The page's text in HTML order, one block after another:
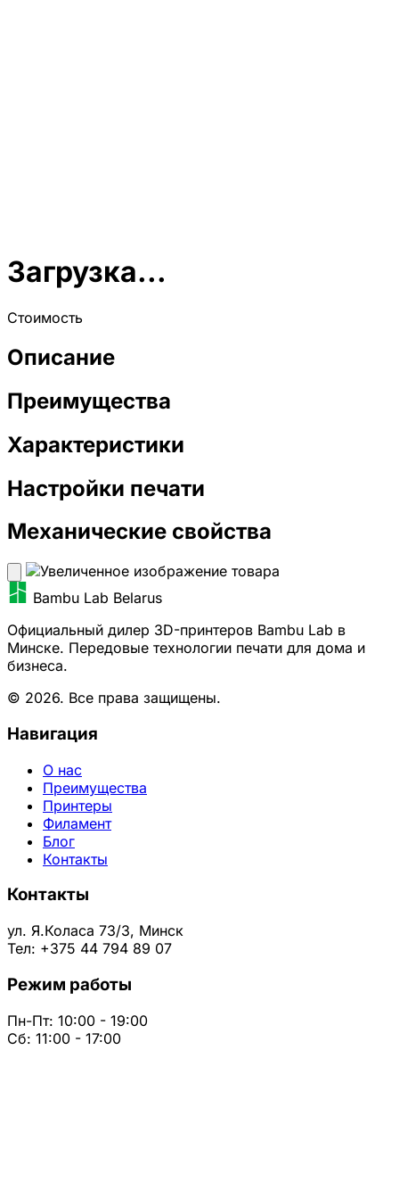
Загрузка...
Стоимость
Описание
Преимущества
Характеристики
Настройки печати
Механические свойства
Bambu Lab Belarus
Официальный дилер 3D-принтеров Bambu Lab в
Минске. Передовые технологии печати для дома и
бизнеса.
© 2026. Все права защищены.
Навигация
О нас
Преимущества
Принтеры
Филамент
Блог
Контакты
Контакты
ул. Я.Коласа 73/3, Минск
Тел: +375 44 794 89 07
Режим работы
Пн-Пт: 10:00 - 19:00
Сб: 11:00 - 17:00